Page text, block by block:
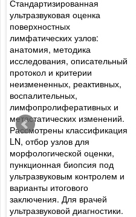
Стандартизированная
ультразвуковая оценка
поверхностных
лимфатических узлов:
анатомия, методика
исследования, описательный
протокол и критерии
неизмененных, реактивных,
воспалительных,
лимфопролиферативных и
метастатических изменений.
Рассмотрены классификация
LN, отбор узлов для
морфологической оценки,
пункционная биопсия под
ультразвуковым контролем и
варианты итогового
заключения. Для врачей
ультразвуковой диагностики.